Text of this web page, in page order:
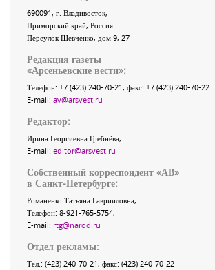
690091, г. Владивосток,
Приморский край, Россия.
Переулок Шевченко, дом 9, 27
Редакция газеты
«Арсеньевские вести»:
Телефон: +7 (423) 240-70-21, факс: +7 (423) 240-70-22
E-mail: av@arsvest.ru
Редактор:
Ирина Георгиевна Гребнёва,
E-mail: editor@arsvest.ru
Собственный корреспондент «АВ»
в Санкт-Петербурге:
Романенко Татьяна Гаврииловна,
Телефон: 8-921-765-5754,
E-mail: rtg@narod.ru
Отдел рекламы:
Тел.: (423) 240-70-21, факс: (423) 240-70-22